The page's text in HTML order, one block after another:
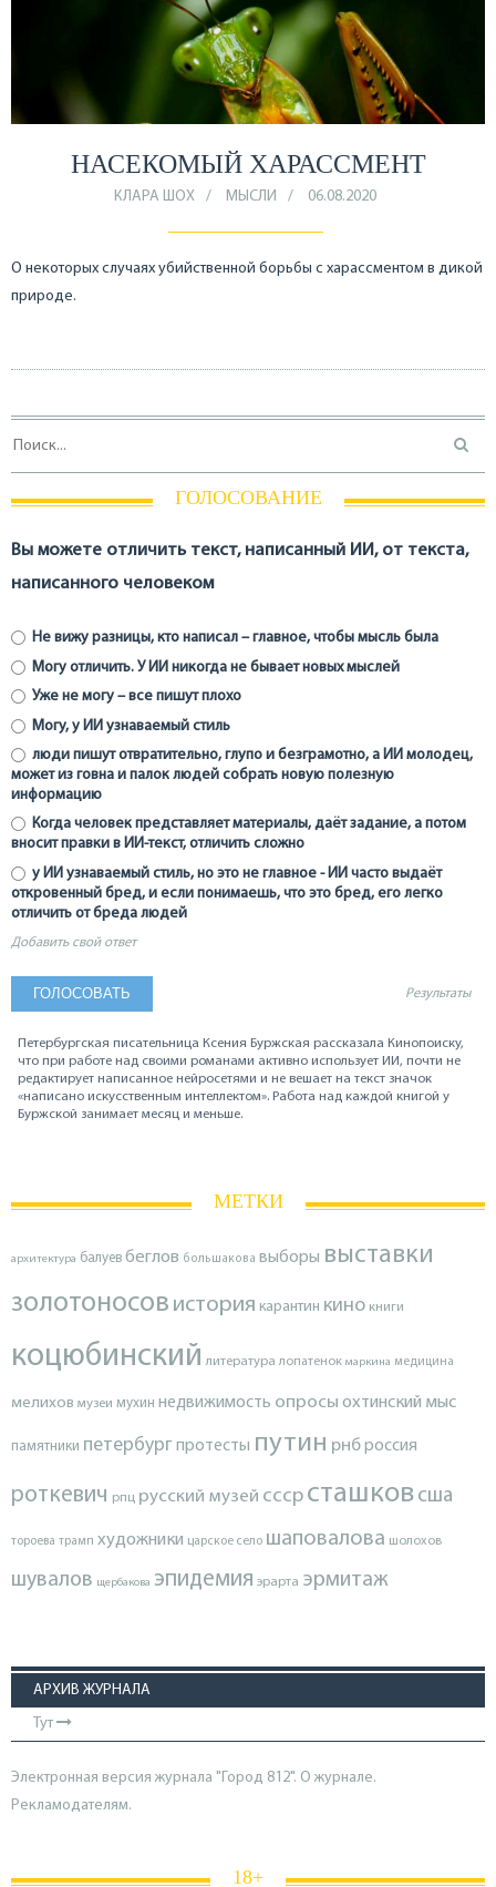
НАСЕКОМЫЙ ХАРАССМЕНТ
КЛАРА ШОХ МЫСЛИ 06.08.2020
О некоторых случаях убийственной борьбы с харассментом в дикой
природе.
ГОЛОСОВАНИЕ
Вы можете отличить текст, написанный ИИ, от текста,
написанного человеком
Не вижу разницы, кто написал – главное, чтобы мысль была
Могу отличить. У ИИ никогда не бывает новых мыслей
Уже не могу – все пишут плохо
Могу, у ИИ узнаваемый стиль
люди пишут отвратительно, глупо и безграмотно, а ИИ молодец,
может из говна и палок людей собрать новую полезную
информацию
Когда человек представляет материалы, даёт задание, а потом
вносит правки в ИИ-текст, отличить сложно
у ИИ узнаваемый стиль, но это не главное - ИИ часто выдаёт
откровенный бред, и если понимаешь, что это бред, его легко
отличить от бреда людей
Добавить свой ответ
Результаты
Петербургская писательница Ксения Буржская рассказала Кинопоиску,
что при работе над своими романами активно использует ИИ, почти не
редактирует написанное нейросетями и не вешает на текст значок
«написано искусственным интеллектом». Работа над каждой книгой у
Буржской занимает месяц и меньше.
МЕТКИ
архитектура балуев беглов большакова выборы выставки
золотоносов история карантин кино книги
коцюбинский литература лопатенок маркина медицина
мелихов музеи мухин недвижимость опросы охтинский мыс
памятники петербургпротесты путин рнброссия
роткевич рпц русский музей ссср сташков сша
тороева трамп художники царское село шаповалова шолохов
шувалов щербакова эпидемия эрарта эрмитаж
АРХИВ ЖУРНАЛА
Тут
Электронная версия журнала "Город 812". О журнале.
Рекламодателям.
18+